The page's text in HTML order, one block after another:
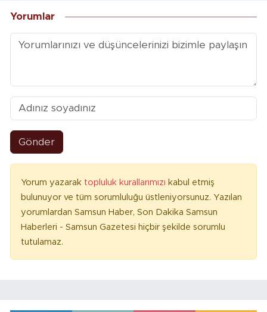
Yorumlar
Gönder
Yorum yazarak topluluk kurallarımızı kabul etmiş
bulunuyor ve tüm sorumluluğu üstleniyorsunuz. Yazılan
yorumlardan Samsun Haber, Son Dakika Samsun
Haberleri - Samsun Gazetesi hiçbir şekilde sorumlu
tutulamaz.